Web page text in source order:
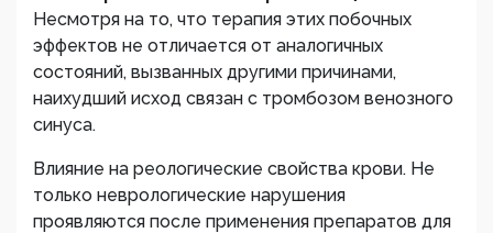
Несмотря на то, что терапия этих побочных
эффектов не отличается от аналогичных
состояний, вызванных другими причинами,
наихудший исход связан с тромбозом венозного
синуса.
Влияние на реологические свойства крови. Не
только неврологические нарушения
проявляются после применения препаратов для